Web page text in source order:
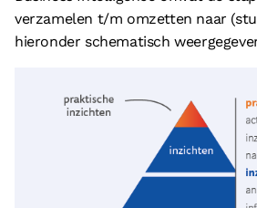
verzamelen t/m omzetten naar
hieronder schematisch